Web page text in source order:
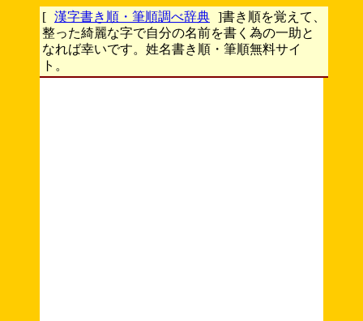
[ 漢字書き順・筆順調べ辞典 ]書き順を覚えて、
整った綺麗な字で自分の名前を書く為の一助と
なれば幸いです。姓名書き順・筆順無料サイ
ト。